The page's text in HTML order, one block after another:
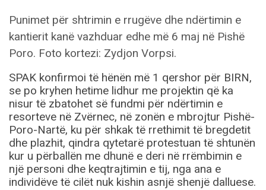
Punimet për shtrimin e rrugëve dhe ndërtimin e
kantierit kanë vazhduar edhe më 6 maj në Pishë
Poro. Foto kortezi: Zydjon Vorpsi.
SPAK konfirmoi të hënën më 1 qershor për BIRN,
se po kryhen hetime lidhur me projektin që ka
nisur të zbatohet së fundmi për ndërtimin e
resorteve në Zvërnec, në zonën e mbrojtur Pishë-
Poro-Nartë, ku për shkak të rrethimit të bregdetit
dhe plazhit, qindra qytetarë protestuan të shtunën
kur u përballën me dhunë e deri në rrëmbimin e
një personi dhe keqtrajtimin e tij, nga ana e
individëve të cilët nuk kishin asnjë shenjë dalluese.